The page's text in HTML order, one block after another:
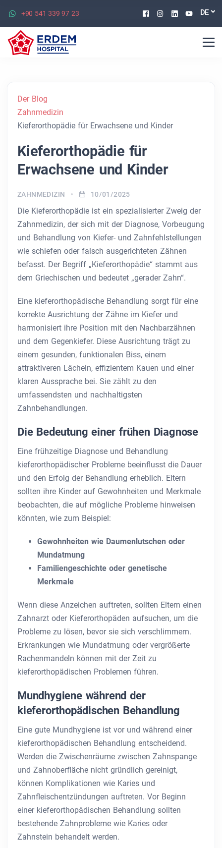
+90 541 339 97 23 Facebook
Instagram
Linkedin
DE
Der Blog
Zahnmedizin
Kieferorthopädie für Erwachsene und Kinder
Kieferorthopädie für
Erwachsene und Kinder
ZAHNMEDIZIN 10/01/2025
Die Kieferorthopädie ist ein spezialisierter Zweig der
Zahnmedizin, der sich mit der Diagnose, Vorbeugung
und Behandlung von Kiefer- und Zahnfehlstellungen
wie schiefen oder falsch ausgerichteten Zähnen
befasst. Der Begriff „Kieferorthopädie“ stammt aus
dem Griechischen und bedeutet „gerader Zahn“.
Eine kieferorthopädische Behandlung sorgt für eine
korrekte Ausrichtung der Zähne im Kiefer und
harmonisiert ihre Position mit den Nachbarzähnen
und dem Gegenkiefer. Diese Ausrichtung trägt zu
einem gesunden, funktionalen Biss, einem
attraktiveren Lächeln, effizientem Kauen und einer
klaren Aussprache bei. Sie zählt zu den
umfassendsten und nachhaltigsten
Zahnbehandlungen.
Die Bedeutung einer frühen Diagnose
Eine frühzeitige Diagnose und Behandlung
kieferorthopädischer Probleme beeinflusst die Dauer
und den Erfolg der Behandlung erheblich. Eltern
sollten ihre Kinder auf Gewohnheiten und Merkmale
beobachten, die auf mögliche Probleme hinweisen
könnten, wie zum Beispiel:
Gewohnheiten wie Daumenlutschen oder
Mundatmung
Familiengeschichte oder genetische
Merkmale
Wenn diese Anzeichen auftreten, sollten Eltern einen
Zahnarzt oder Kieferorthopäden aufsuchen, um die
Probleme zu lösen, bevor sie sich verschlimmern.
Erkrankungen wie Mundatmung oder vergrößerte
Rachenmandeln können mit der Zeit zu
kieferorthopädischen Problemen führen.
Mundhygiene während der
kieferorthopädischen Behandlung
Eine gute Mundhygiene ist vor und während einer
kieferorthopädischen Behandlung entscheidend.
Werden die Zwischenräume zwischen Zahnspange
und Zahnoberfläche nicht gründlich gereinigt,
können Komplikationen wie Karies und
Zahnfleischentzündungen auftreten. Vor Beginn
einer kieferorthopädischen Behandlung sollten
bestehende Zahnprobleme wie Karies oder
Zahnstein behandelt werden.